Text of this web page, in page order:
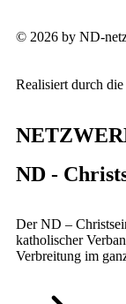
© 2026 by ND-
Realisiert durch die
ND -
Der ND –
katholischer
Verbreitung im